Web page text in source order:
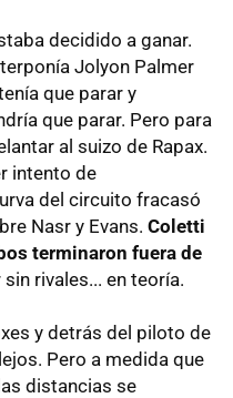
decidido a ganar.
Jolyon Palmer
que parar y
que parar. Pero para
al suizo de Rapax.
intento de
del circuito fracasó
Nasr y Evans. Coletti
terminaron fuera de
rivales... en teoría.
y detrás del piloto de
Pero a medida que
distancias se